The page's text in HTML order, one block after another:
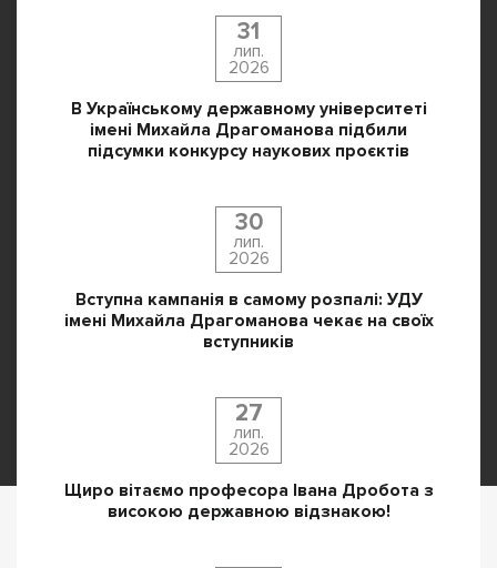
31
лип.
2026
В Українському державному університеті
імені Михайла Драгоманова підбили
підсумки конкурсу наукових проєктів
30
лип.
2026
Вступна кампанія в самому розпалі: УДУ
імені Михайла Драгоманова чекає на своїх
вступників
27
лип.
2026
Щиро вітаємо професора Івана Дробота з
високою державною відзнакою!